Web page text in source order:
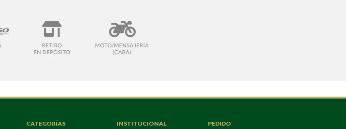
CATEGORÍAS INSTITUCIONAL PEDIDO